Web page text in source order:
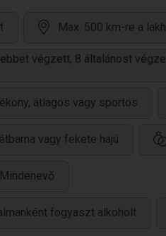
Max. 500 km-re a
végzett, 8 általánost
átlagos vagy sportos
vagy fekete hajú
Mindenevő
fogyaszt alkoholt